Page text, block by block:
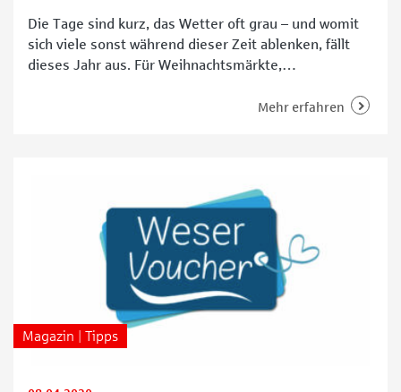
Die Tage sind kurz, das Wetter oft grau – und womit
sich viele sonst während dieser Zeit ablenken, fällt
dieses Jahr aus. Für Weihnachtsmärkte,
Chancen durch die Corona-Einschränkungen schlecht.
Mehr erfahren
Magazin | Tipps